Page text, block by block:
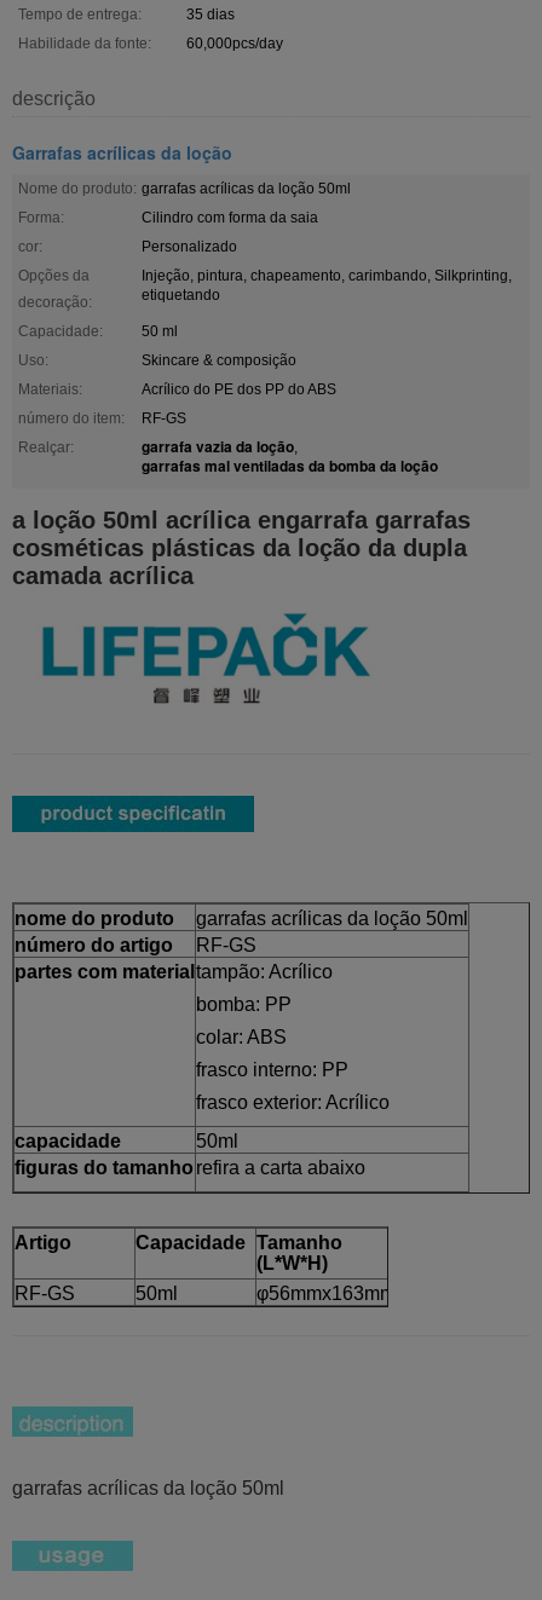
Tempo de entrega:
35 dias
Habilidade da fonte:
60,000pcs/day
descrição
Garrafas acrílicas da loção
Nome do produto: garrafas acrílicas da loção 50ml
Forma:
Cilindro com forma da saia
cor:
Personalizado
Opções da
decoração:
Injeção, pintura, chapeamento, carimbando, Silkprinting,
etiquetando
Capacidade:
50 ml
Uso:
Skincare & composição
Materiais:
Acrílico do PE dos PP do ABS
número do item:
RF-GS
Realçar:
garrafa vazia da loção,
garrafas mal ventiladas da bomba da loção
a loção 50ml acrílica engarrafa garrafas
cosméticas plásticas da loção da dupla
camada acrílica
nome do produto
garrafas acrílicas da loção 50ml
número do artigo
RF-GS
partes com material tampão: Acrílico
bomba: PP
colar: ABS
frasco interno: PP
frasco exterior: Acrílico
capacidade
50ml
figuras do tamanho refira a carta abaixo
Artigo Capacidade Tamanho
(L*W*H)
RF-GS
50ml φ56mmx163mm
garrafas acrílicas da loção 50ml